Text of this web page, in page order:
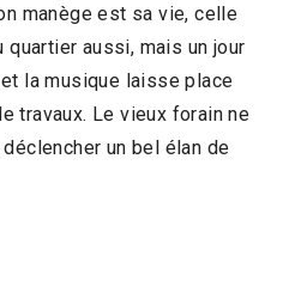
manège est sa vie, celle
quartier aussi, mais un jour
la musique laisse place
travaux. Le vieux forain ne
un bel élan de